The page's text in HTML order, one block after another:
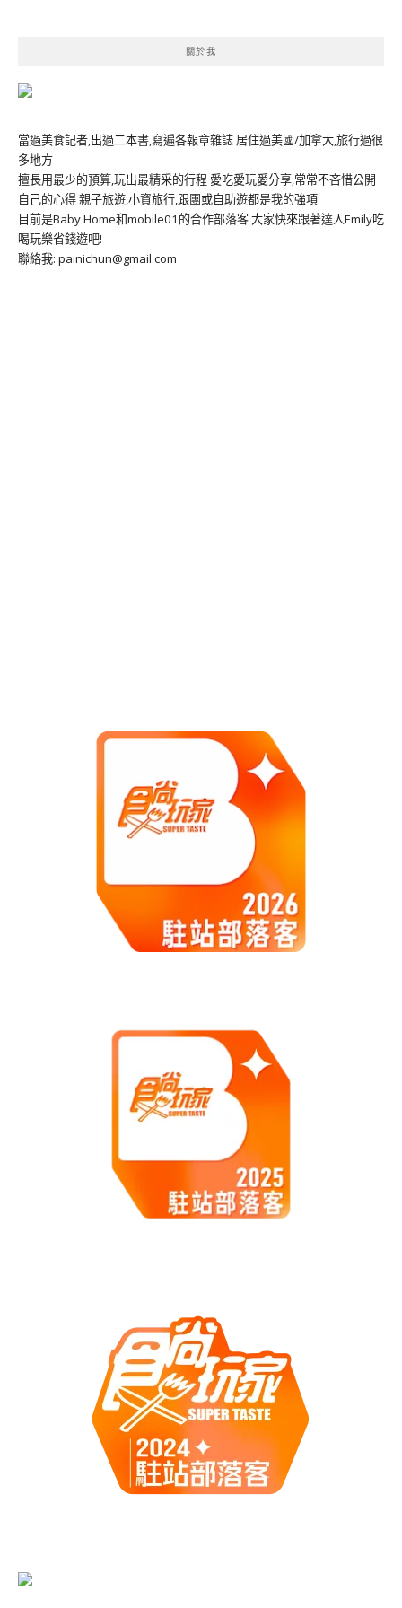
關於我
當過美食記者,出過二本書,寫遍各報章雜誌 居住過美國/加拿大,旅行過很
多地方
擅長用最少的預算,玩出最精采的行程 愛吃愛玩愛分享,常常不吝惜公開
自己的心得 親子旅遊,小資旅行,跟團或自助遊都是我的強項
目前是Baby Home和mobile01的合作部落客 大家快來跟著達人Emily吃
喝玩樂省錢遊吧!
聯絡我: painichun@gmail.com